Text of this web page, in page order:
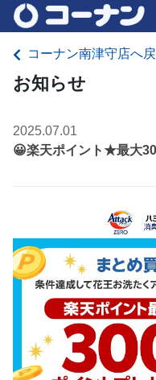
コーナン南津守店へ
お知らせ
2025.07.01
😀楽天ポイント★最大